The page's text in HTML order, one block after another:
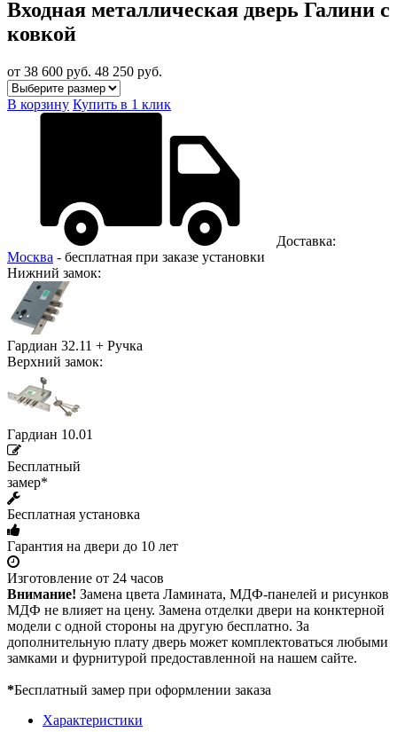
Входная металлическая дверь Галини с
ковкой
от 38 600 руб. 48 250 руб.
В корзину Купить в 1 клик
Доставка:
Москва - бесплатная при заказе установки
Нижний замок:
Гардиан 32.11 + Ручка
Верхний замок:
Гардиан 10.01
Бесплатный
замер*
Бесплатная установка
Гарантия на двери до 10 лет
Изготовление от 24 часов
Внимание! Замена цвета Ламината, МДФ-панелей и рисунков
МДФ не влияет на цену. Замена отделки двери на конктерной
модели с одной стороны на другую бесплатно. За
дополнительную плату дверь может комплектоваться любыми
замками и фурнитурой предоставленной на нашем сайте.
*Бесплатный замер при оформлении заказа
Характеристики